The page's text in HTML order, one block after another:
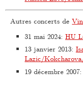
Autres concerts de
31 mai 2024:HU
13 janvier 2013:
Lazic/
19 décembre 2007